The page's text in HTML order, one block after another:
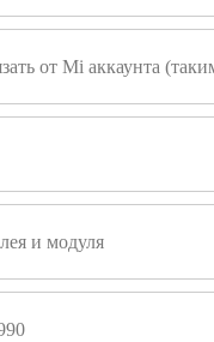
от Mi аккаунта
и модуля